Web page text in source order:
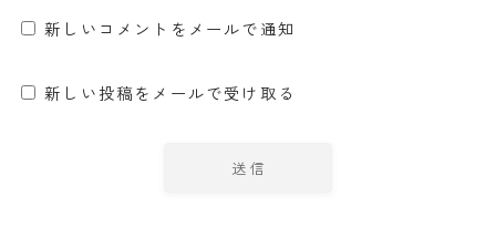
新しいコメントをメールで通知
新しい投稿をメールで受け取る